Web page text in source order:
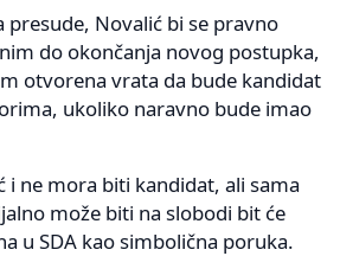
presude, Novalić bi se pravno
do okončanja novog postupka,
otvorena vrata da bude kandidat
ukoliko naravno bude imao
i ne mora biti kandidat, ali sama
može biti na slobodi bit će
u SDA kao simbolična poruka.